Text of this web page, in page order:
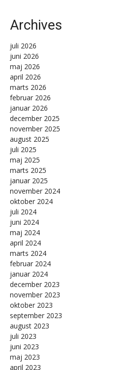
Archives
juli 2026
juni 2026
maj 2026
april 2026
marts 2026
februar 2026
januar 2026
december 2025
november 2025
august 2025
juli 2025
maj 2025
marts 2025
januar 2025
november 2024
oktober 2024
juli 2024
juni 2024
maj 2024
april 2024
marts 2024
februar 2024
januar 2024
december 2023
november 2023
oktober 2023
september 2023
august 2023
juli 2023
juni 2023
maj 2023
april 2023